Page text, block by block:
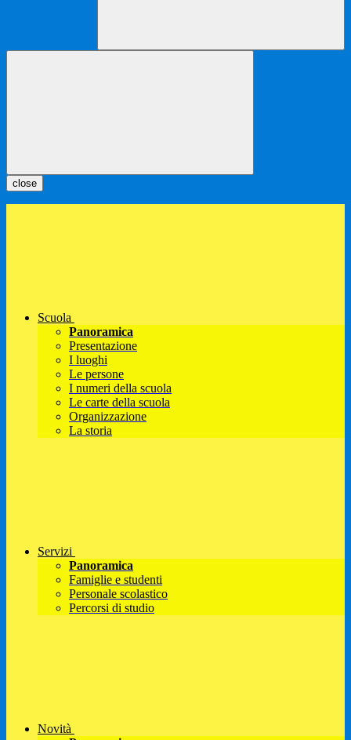
close
Scuola
Panoramica
Presentazione
I luoghi
Le persone
I numeri della scuola
Le carte della scuola
Organizzazione
La storia
Servizi
Panoramica
Famiglie e studenti
Personale scolastico
Percorsi di studio
Novità